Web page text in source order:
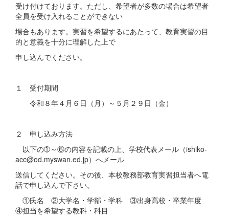
受け付けております。ただし、希望者が多数の場合は希望者
全員を受け入れることができない
場合もあります。実習を希望するにあたって、教育実習の目
的と意義を十分に理解した上で
申し込んでください。
１ 受付期間
令和８年４月６日（月）～５月２９日（金）
２ 申し込み方法
以下の➀～⑥の内容を記載の上、学校代表メール（ishiko-
acc@od.myswan.ed.jp）へメール
送信してください。その後、本校教務部教育実習担当者へ電
話で申し込んで下さい。
①氏名 ②大学名・学部・学科 ③出身高校・卒業年度
④担当を希望する教科・科目